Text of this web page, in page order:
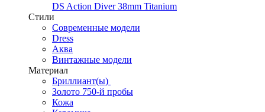
DS Action Diver 38mm Titanium
Стили
Современные модели
Dress
Аква
Винтажные модели
Материал
Бриллиант(ы)
Золото 750-й пробы
Кожа